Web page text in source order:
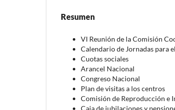
Resumen
VI Reunión de la Comisión
Calendario de Jornadas para
Cuotas sociales
Arancel Nacional
Congreso Nacional
Plan de visitas a los centros
Comisión de Reproducción e
Caja de jubilaciones y